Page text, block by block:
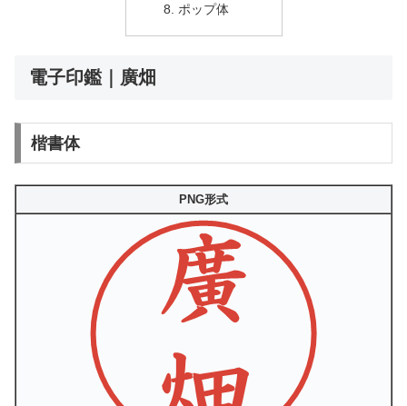
ポップ体
電子印鑑｜廣畑
楷書体
PNG形式